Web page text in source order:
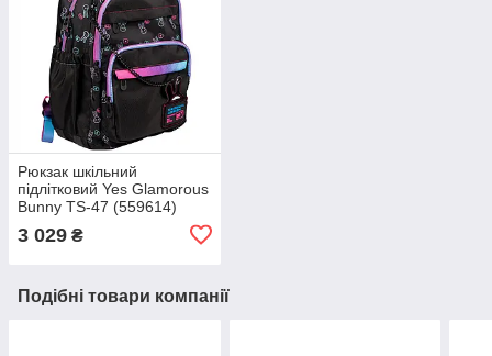
Рюкзак шкільний
підлітковий Yes Glamorous
Bunny TS-47 (559614)
3 029 ₴
Подібні товари компанії